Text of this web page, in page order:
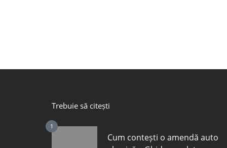
Trebuie să citești
1
Cum contești o amendă auto